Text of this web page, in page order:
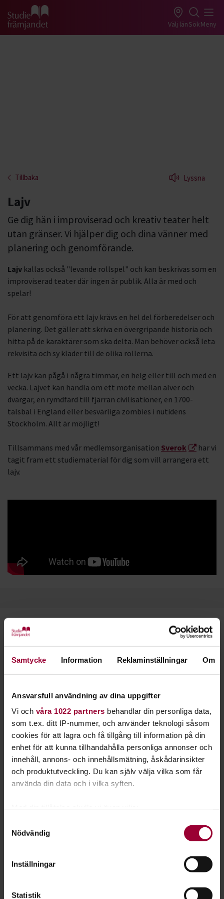
Samtycke Information Reklaminställningar Om
Ansvarsfull användning av dina uppgifter
Vi och våra 1022 partners behandlar din personliga data,
som t.ex. ditt IP-nummer, och använder teknologi såsom
cookies för att lagra och få tillgång till information på din
enhet för att kunna tillhandahålla personliga annonser och
innehåll, annons- och innehållsmätning, åskådarinsikter
och produktutveckling. Du kan själv välja vilka som får
använda din data och i vilka syften.
som kan ha en noggrannhet på upp till flera meter
Ta reda på mer om hur dina personliga uppgifter
Du kan ändra eller dra tillbaka ditt samtycke när som
Nödvändig
Inställningar
Statistik
Gå till studiefrämjandets startsida Välj länSökMeny
Tillbaka Lyssna
Lajv
Ge dig hän i improviserad och kreativ teater helt
utan gränser. Vi hjälper dig och dina vänner med
planering och genomförande.
Lajv kallas också "levande rollspel" och kan beskrivas som en
improviserad teater där ingen är publik. Alla är med och
spelar!
För att genomföra ett lajv krävs en hel del förberedelser och
planering. Det gäller att skriva en övergripande historia och
hitta på de karaktärer som ska delta. Man behöver också leta
rekvisita och sy kläder till de olika rollerna.
Ett lajv kan pågå i några timmar, en helg eller till och med en
vecka. Lajvet kan handla om ett möte mellan alver och
dvärgar, en rymdfärd till fjärran civilisationer, en 1700-
talsbal i England eller besvärliga zombies i nutidens
Stockholm. Allt är möjligt!
Tillsammans med vår medlemsorganisation Sverok
har vi
tagit fram ett studiematerial för dig som vill arrangera ett
lajv.
Starta en studiecirkel!
studiecirkel hos Studiefrämjandet.
Läs mer om att starta studiecirkel
Nästa steg
Lajv
septemberlajvet